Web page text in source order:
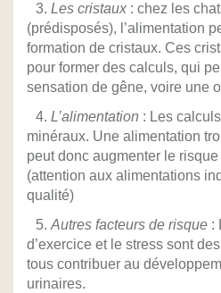
3. Les cristaux : chez les
(prédisposés), l’alimentation
formation de cristaux. Ces
pour former des calculs, qui
sensation de gêne, voire une
4. L’alimentation : Les
minéraux. Une alimentation
peut donc augmenter le
(attention aux alimentations
qualité)
5. Autres facteurs de risque :
d’exercice et le stress sont
tous contribuer au
urinaires.